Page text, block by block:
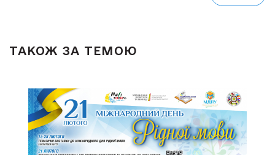
ТАКОЖ ЗА ТЕМОЮ